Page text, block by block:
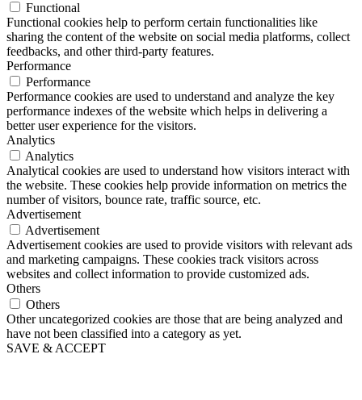
Functional
Functional cookies help to perform certain functionalities like
sharing the content of the website on social media platforms, collect
feedbacks, and other third-party features.
Performance
Performance
Performance cookies are used to understand and analyze the key
performance indexes of the website which helps in delivering a
better user experience for the visitors.
Analytics
Analytics
Analytical cookies are used to understand how visitors interact with
the website. These cookies help provide information on metrics the
number of visitors, bounce rate, traffic source, etc.
Advertisement
Advertisement
Advertisement cookies are used to provide visitors with relevant ads
and marketing campaigns. These cookies track visitors across
websites and collect information to provide customized ads.
Others
Others
Other uncategorized cookies are those that are being analyzed and
have not been classified into a category as yet.
SAVE & ACCEPT